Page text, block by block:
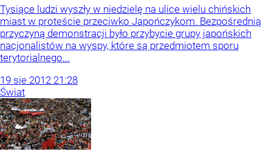
Tysiące ludzi wyszły w niedzielę na ulice wielu chińskich
miast w proteście przeciwko Japończykom. Bezpośrednią
przyczyną demonstracji było przybycie grupy japońskich
nacjonalistów na wyspy, które są przedmiotem sporu
terytorialnego...
19 sie 2012 21:28
Świat